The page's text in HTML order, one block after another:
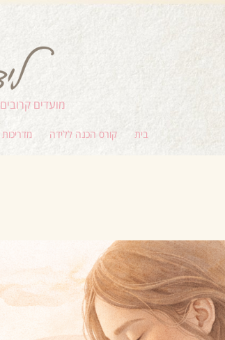
מועדים קרובים
בית קורס הכנה ללידה מדריכות